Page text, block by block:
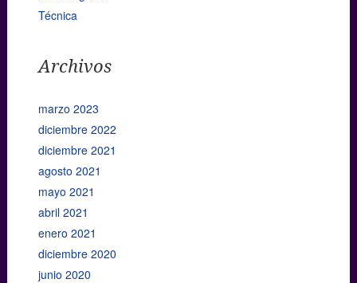
Técnica
Archivos
marzo 2023
diciembre 2022
diciembre 2021
agosto 2021
mayo 2021
abril 2021
enero 2021
diciembre 2020
junio 2020